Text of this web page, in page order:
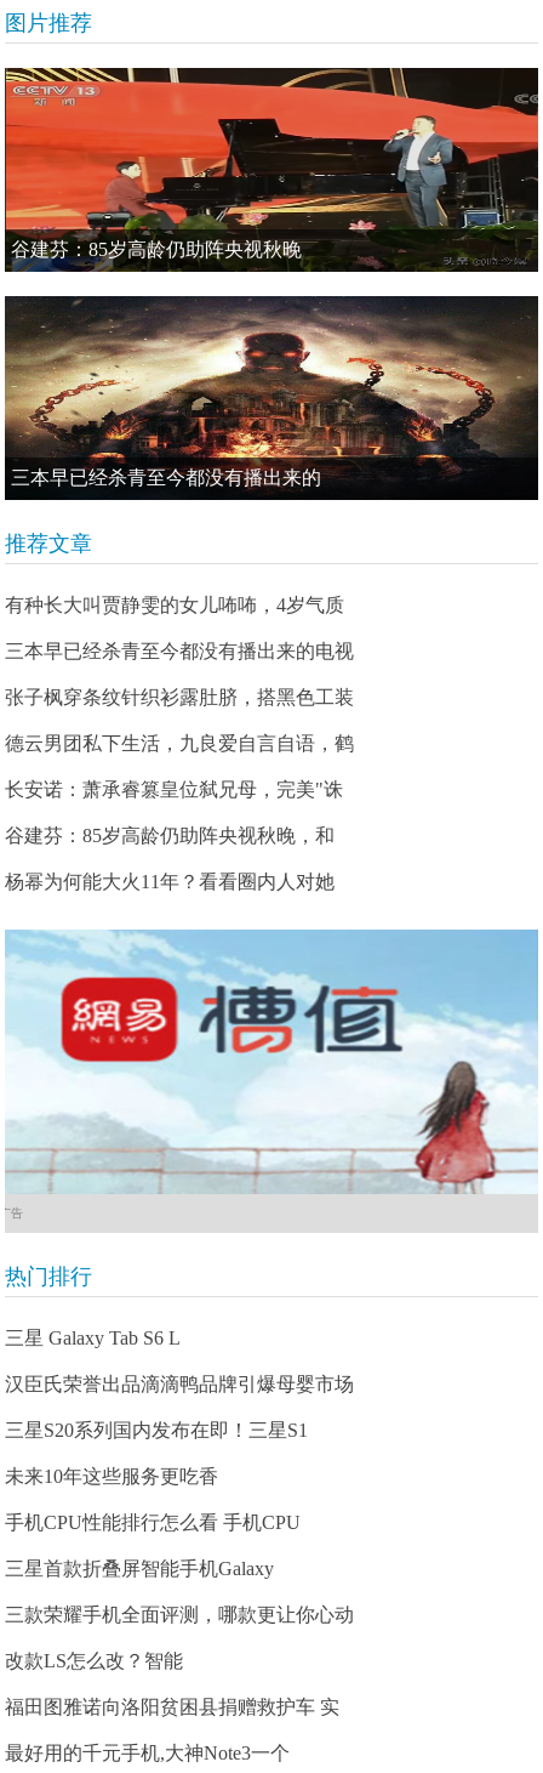
图片推荐
谷建芬：85岁高龄仍助阵央视秋晚
三本早已经杀青至今都没有播出来的
推荐文章
有种长大叫贾静雯的女儿咘咘，4岁气质
三本早已经杀青至今都没有播出来的电视
张子枫穿条纹针织衫露肚脐，搭黑色工装
德云男团私下生活，九良爱自言自语，鹤
长安诺：萧承睿篡皇位弑兄母，完美"诛
谷建芬：85岁高龄仍助阵央视秋晚，和
杨幂为何能大火11年？看看圈内人对她
广告
热门排行
三星 Galaxy Tab S6 L
汉臣氏荣誉出品滴滴鸭品牌引爆母婴市场
三星S20系列国内发布在即！三星S1
未来10年这些服务更吃香
手机CPU性能排行怎么看 手机CPU
三星首款折叠屏智能手机Galaxy
三款荣耀手机全面评测，哪款更让你心动
改款LS怎么改？智能
福田图雅诺向洛阳贫困县捐赠救护车 实
最好用的千元手机,大神Note3一个